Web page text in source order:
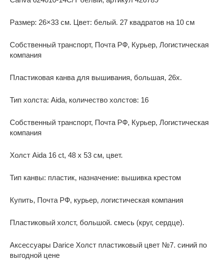
Размер: 26×33 см. Цвет: белый. 27 квадратов на 10 см
Собственный транспорт, Почта РФ, Курьер, Логистическая
компания
Пластиковая канва для вышивания, большая, 26х.
Тип холста: Aida, количество холстов: 16
Собственный транспорт, Почта РФ, Курьер, Логистическая
компания
Холст Aida 16 ct, 48 x 53 см, цвет.
Тип канвы: пластик, назначение: вышивка крестом
Купить, Почта РФ, курьер, логистическая компания
Пластиковый холст, большой. смесь (круг, сердце).
Аксессуары Darice Холст пластиковый цвет №7. синий по
выгодной цене